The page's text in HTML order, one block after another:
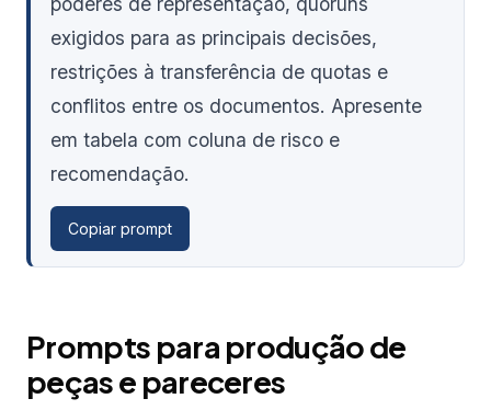
exigidos para as principais decisões,
restrições à transferência de quotas e
conflitos entre os documentos. Apresente
em tabela com coluna de risco e
recomendação.
Copiar prompt
Prompts para produção de
peças e pareceres